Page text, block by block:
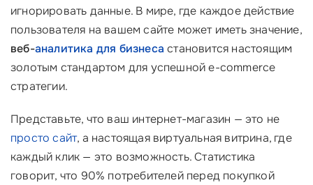
игнорировать данные. В мире, где каждое действие
пользователя на вашем сайте может иметь значение,
веб-аналитика для бизнеса становится настоящим
золотым стандартом для успешной e-commerce
стратегии.
Представьте, что ваш интернет-магазин — это не
просто сайт, а настоящая виртуальная витрина, где
каждый клик — это возможность. Статистика
говорит, что 90% потребителей перед покупкой